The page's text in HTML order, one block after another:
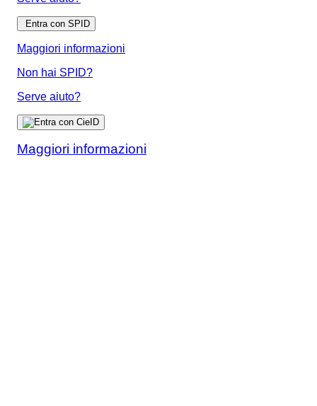
Entra con SPID
Maggiori informazioni
Non hai SPID?
Serve aiuto?
Maggiori informazioni